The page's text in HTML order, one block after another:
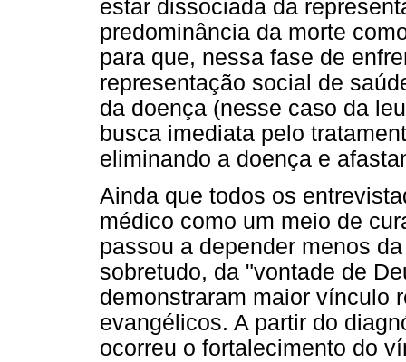
estar dissociada da
predominância da morte
para que, nessa fase de
representação social de
da doença (nesse caso da
busca imediata pelo
eliminando a doença e
Ainda que todos os
médico como um meio de
passou a depender menos
sobretudo, da "vontade de
demonstraram maior vínculo
evangélicos. A partir do
ocorreu o fortalecimento do